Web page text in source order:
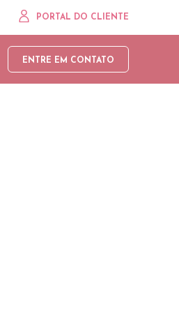
PORTAL DO CLIENTE
ENTRE EM CONTATO